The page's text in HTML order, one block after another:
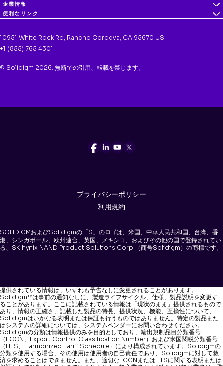
企業情報
便利なリンク
10951 White Rock Rd, Rancho Cordova, CA 95670 US
+1 (855) 765 4301
© Solidigm 2026. 無断での引用、転載を禁じます。
プライバシーポリシー
利用規約
SOLIDIGMおよびSolidigmの「S」のロゴは、米国、中華人民共和国、台湾、香
港、シンガポール、欧州連合、英国、メキシコ、およびその他の国で登録されてい
る、SK hynix NAND Product Solutions Corp.（商号Solidigm）の商標です。
提供されている情報は、いずれも予告なしに変更されることがあります。
Solidigm™は事前の通知なしに、製造ライフサイクル、仕様、製品説明を変更す
ることがあります。ここに記載されている情報は「現状のまま」提供されるもので
あり、情報の正確さ、記載した製品の特長、提供状況、機能、互換性について、
Solidigmはいかなる表明または保証も行うものではありません。特定の製品また
はシステムの詳細については、システムベンダーにお問い合わせください。
Solidigmの分類は情報提供のみを目的としており、輸出規制品目分類番号
（ECCN、Export Control Classification Number）および米国関税分類番号
（HTS、Harmonized Tariff Schedule）により構成されています。Solidigmの
分類を使用する場合、その使用は使用者の自己責任であり、Solidigmに対して救
済を求めることはできません。また、適切なECCNまたはHTSに関する表明または